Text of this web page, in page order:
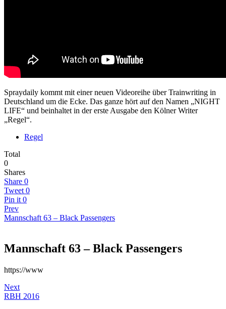
Spraydaily kommt mit einer neuen Videoreihe über Trainwriting in
Deutschland um die Ecke. Das ganze hört auf den Namen „NIGHT
LIFE“ und beinhaltet in der erste Ausgabe den Kölner Writer
„Regel“.
Regel
Total
0
Shares
Share 0
Tweet 0
Pin it 0
Prev
Mannschaft 63 – Black Passengers
Mannschaft 63 – Black Passengers
https://www
Next
RBH 2016